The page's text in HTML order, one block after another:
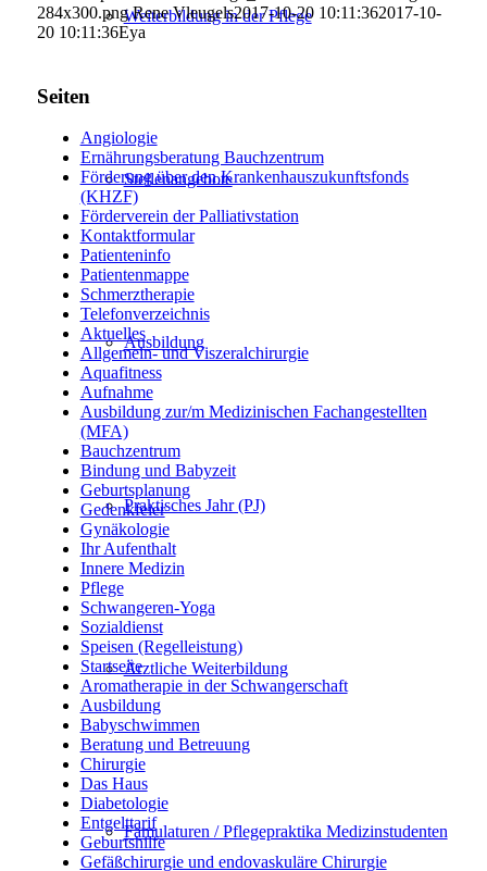
Weiterbildung in der Pflege
Stellenangebote
Ausbildung
Praktisches Jahr (PJ)
Ärztliche Weiterbildung
Famulaturen / Pflegepraktika Medizinstudenten
284x300.png Rene Vleugels2017-10-20 10:11:362017-10-
20 10:11:36Eya
Seiten
Angiologie
Ernährungsberatung Bauchzentrum
Förderung über den Krankenhauszukunftsfonds
(KHZF)
Förderverein der Palliativstation
Kontaktformular
Patienteninfo
Patientenmappe
Schmerztherapie
Telefonverzeichnis
Aktuelles
Allgemein- und Viszeralchirurgie
Aquafitness
Aufnahme
Ausbildung zur/m Medizinischen Fachangestellten
(MFA)
Bauchzentrum
Bindung und Babyzeit
Geburtsplanung
Gedenkfeier
Gynäkologie
Ihr Aufenthalt
Innere Medizin
Pflege
Schwangeren-Yoga
Sozialdienst
Speisen (Regelleistung)
Startseite
Aromatherapie in der Schwangerschaft
Ausbildung
Babyschwimmen
Beratung und Betreuung
Chirurgie
Das Haus
Diabetologie
Entgelttarif
Geburtshilfe
Gefäßchirurgie und endovaskuläre Chirurgie